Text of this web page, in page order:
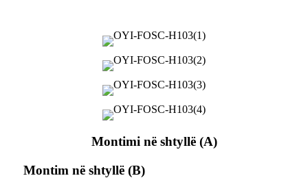
Montimi në shtyllë (A)
Montim në shtyllë (B)